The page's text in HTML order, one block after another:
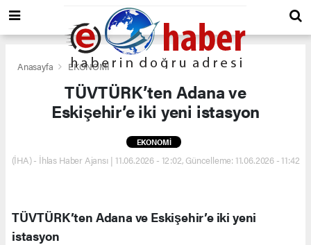
Anasayfa EKONOMİ
TÜVTÜRK’ten Adana ve
Eskişehir’e iki yeni istasyon
EKONOMİ
(İHA) - İhlas Haber Ajansı | 11.06.2026 - 12:02, Güncelleme: 11.06.2026 - 11:42
TÜVTÜRK’ten Adana ve Eskişehir’e iki yeni
istasyon